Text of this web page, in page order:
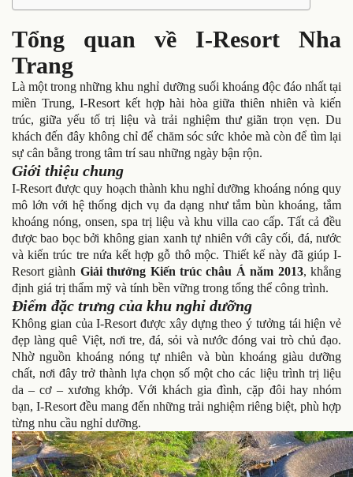
Tổng quan về I-Resort Nha
Trang
Là một trong những khu nghỉ dưỡng suối khoáng độc đáo nhất tại
miền Trung, I-Resort kết hợp hài hòa giữa thiên nhiên và kiến
trúc, giữa yếu tố trị liệu và trải nghiệm thư giãn trọn vẹn. Du
khách đến đây không chỉ để chăm sóc sức khỏe mà còn để tìm lại
sự cân bằng trong tâm trí sau những ngày bận rộn.
Giới thiệu chung
I-Resort được quy hoạch thành khu nghỉ dưỡng khoáng nóng quy
mô lớn với hệ thống dịch vụ đa dạng như tắm bùn khoáng, tắm
khoáng nóng, onsen, spa trị liệu và khu villa cao cấp. Tất cả đều
được bao bọc bởi không gian xanh tự nhiên với cây cối, đá, nước
và kiến trúc tre nứa kết hợp gỗ thô mộc. Thiết kế này đã giúp I-
Resort giành Giải thưởng Kiến trúc châu Á năm 2013, khẳng
định giá trị thẩm mỹ và tính bền vững trong tổng thể công trình.
Điểm đặc trưng của khu nghỉ dưỡng
Không gian của I-Resort được xây dựng theo ý tưởng tái hiện vẻ
đẹp làng quê Việt, nơi tre, đá, sỏi và nước đóng vai trò chủ đạo.
Nhờ nguồn khoáng nóng tự nhiên và bùn khoáng giàu dưỡng
chất, nơi đây trở thành lựa chọn số một cho các liệu trình trị liệu
da – cơ – xương khớp. Với khách gia đình, cặp đôi hay nhóm
bạn, I-Resort đều mang đến những trải nghiệm riêng biệt, phù hợp
từng nhu cầu nghỉ dưỡng.